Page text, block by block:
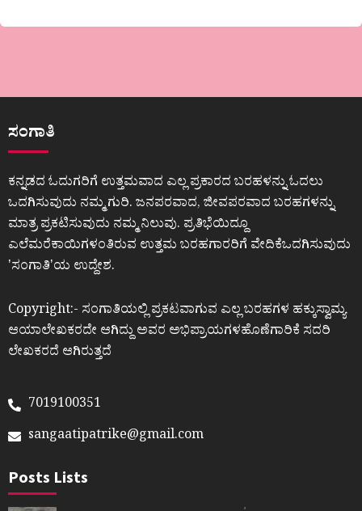
ಸಂಗಾತಿ
ಕನ್ನಡದ ಓದುಗರಿಗೆ ಉತ್ತಮವಾದ ಎಲ್ಲ ಪ್ರಕಾರದ ಬರಹಳನ್ನು ಓದಲು
ಒದಗಿಸುವುದು ನಮ್ಮ ಗುರಿ. ಜನಪರವಾದ, ಜೀವಪರವಾದ ಬರಹಗಳನ್ನು
ಮಾತ್ರ ಪ್ರಕಟಿಸುವುದು ನಮ್ಮ ನಿಲುವು. ಪ್ರತಿಭೆಯಿದ್ದೂ
ಎಲೆಮರೆಕಾಯಿಗಳಂತಿರುವ ಉತ್ತಮ ಬರಹಗಾರರಿಗೆ ವೇದಿಕೆಒದಗಿಸುವುದು
ʼಸಂಗಾತಿʼಯ ಉದ್ದೇಶ.
Copyright:- ಸಂಗಾತಿಯಲ್ಲಿ ಪ್ರಕಟವಾಗುವ ಎಲ್ಲ ಬರಹಗಳ ಹಕ್ಕುಸ್ವಾಮ್ಯ
ಆಯಾಲೇಖಕರದೇ ಆಗಿದ್ದು ಅವರ ಅಭಿಪ್ರಾಯಗಳಹೊಣೆಗಾರಿಕೆ ಸದರಿ
ಲೇಖಕರದೆ ಆಗಿರುತ್ತದೆ
7019100351
sangaatipatrike@gmail.com
Posts Lists